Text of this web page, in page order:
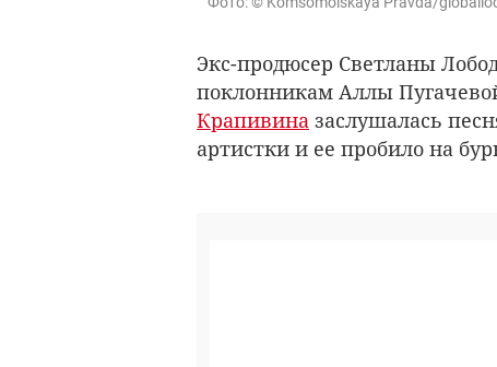
Экс-продюсер Светланы
поклонникам Аллы
Крапивина заслушалась
артистки и ее пробило на